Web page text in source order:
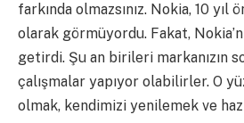
farkında olmazsınız. Nokia, 10 yıl
olarak görmüyordu. Fakat,
getirdi. Şu an birileri markanızın
çalışmalar yapıyor olabilirler. O
olmak, kendimizi yenilemek ve